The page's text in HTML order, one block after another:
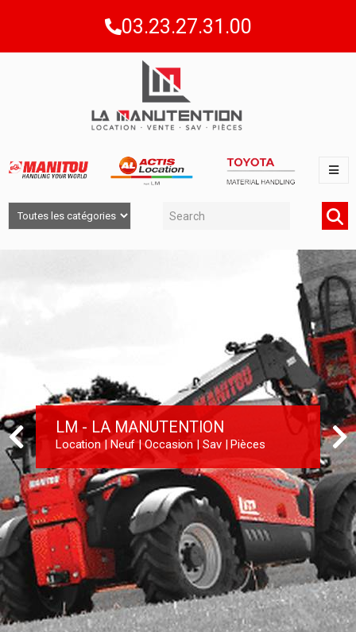
03.23.27.31.00
LM - LA MANUTENTION
Location| Neuf|Occasion | Sav|Pièces